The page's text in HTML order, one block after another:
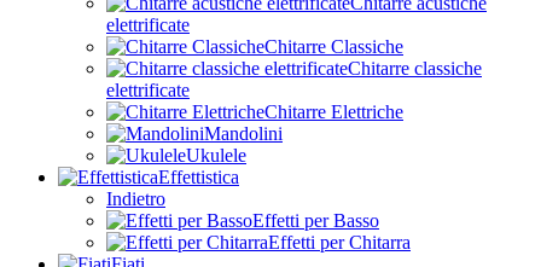
elettrificate
Chitarre Classiche
Chitarre classiche
elettrificate
Chitarre Elettriche
Mandolini
Ukulele
Effettistica
Indietro
Effetti per Basso
Effetti per Chitarra